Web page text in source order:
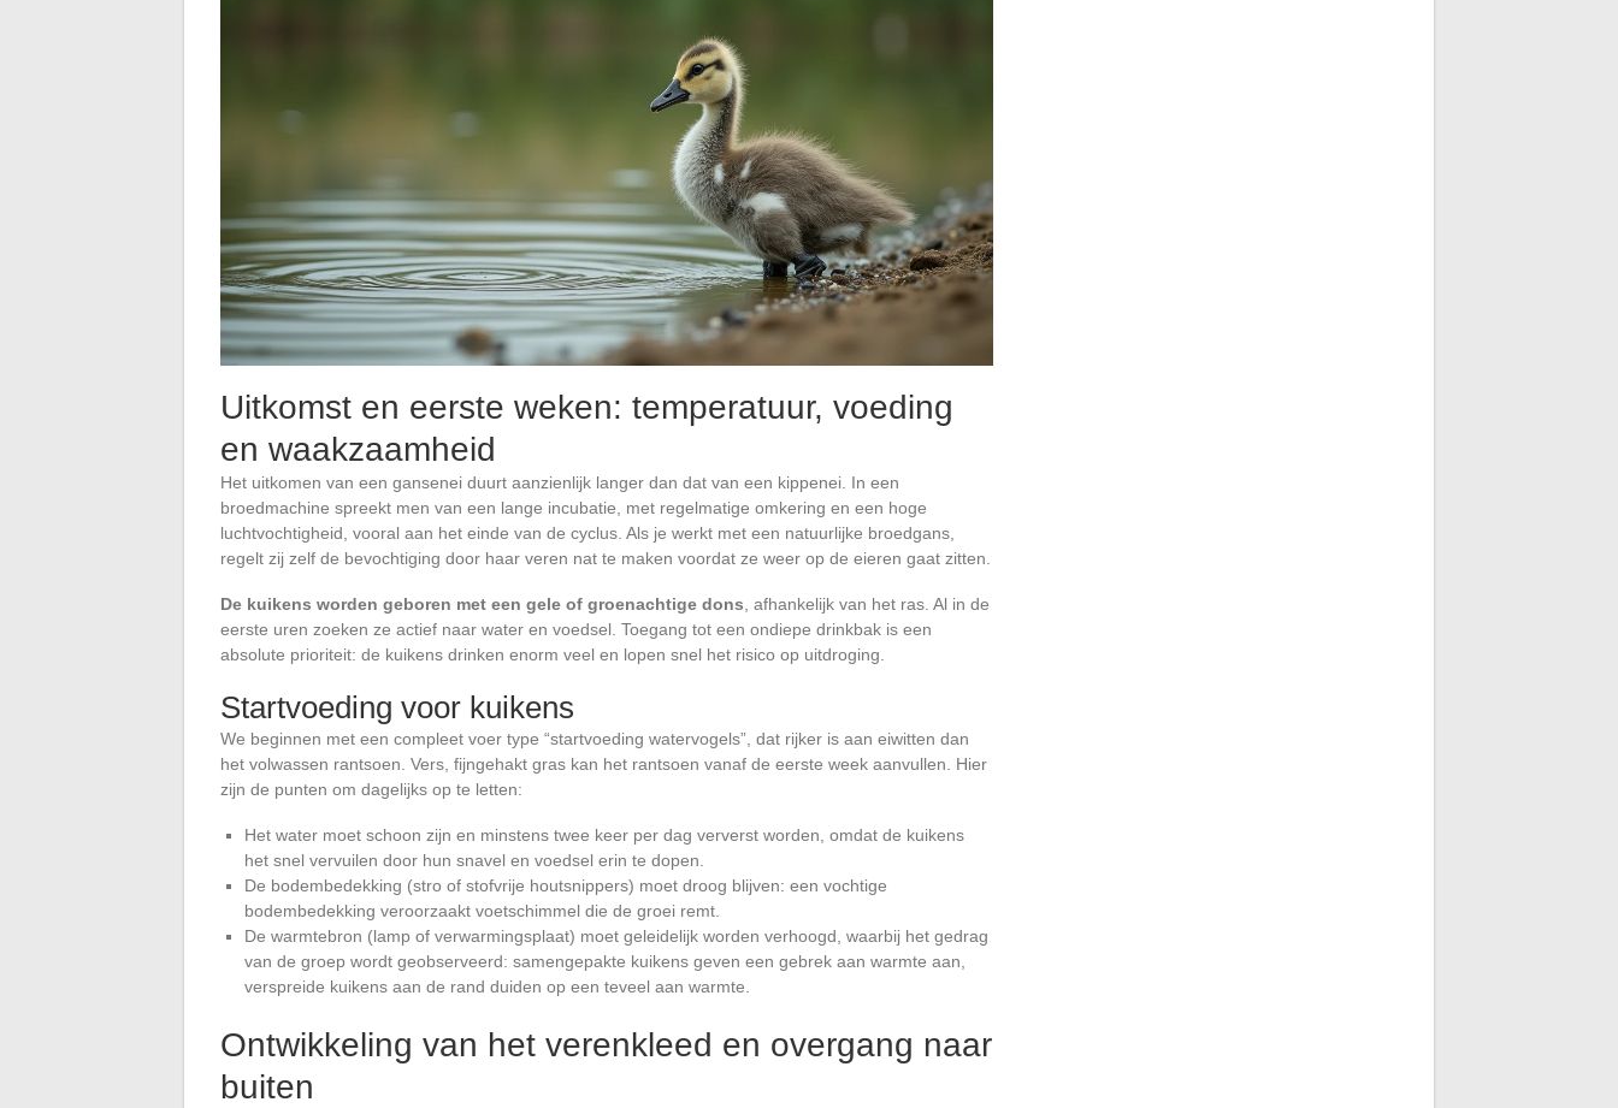
Uitkomst en eerste weken: temperatuur, voeding
en waakzaamheid
Het uitkomen van een gansenei duurt aanzienlijk langer dan dat van een kippenei. In een
broedmachine spreekt men van een lange incubatie, met regelmatige omkering en een hoge
luchtvochtigheid, vooral aan het einde van de cyclus. Als je werkt met een natuurlijke broedgans,
regelt zij zelf de bevochtiging door haar veren nat te maken voordat ze weer op de eieren gaat zitten.
De kuikens worden geboren met een gele of groenachtige dons , afhankelijk van het ras. Al in de
eerste uren zoeken ze actief naar water en voedsel. Toegang tot een ondiepe drinkbak is een
absolute prioriteit: de kuikens drinken enorm veel en lopen snel het risico op uitdroging.
Startvoeding voor kuikens
We beginnen met een compleet voer type “startvoeding watervogels”, dat rijker is aan eiwitten dan
het volwassen rantsoen. Vers, fijngehakt gras kan het rantsoen vanaf de eerste week aanvullen. Hier
zijn de punten om dagelijks op te letten:
Het water moet schoon zijn en minstens twee keer per dag ververst worden, omdat de kuikens
het snel vervuilen door hun snavel en voedsel erin te dopen.
De bodembedekking (stro of stofvrije houtsnippers) moet droog blijven: een vochtige
bodembedekking veroorzaakt voetschimmel die de groei remt.
De warmtebron (lamp of verwarmingsplaat) moet geleidelijk worden verhoogd, waarbij het gedrag
van de groep wordt geobserveerd: samengepakte kuikens geven een gebrek aan warmte aan,
verspreide kuikens aan de rand duiden op een teveel aan warmte.
Ontwikkeling van het verenkleed en overgang naar
buiten